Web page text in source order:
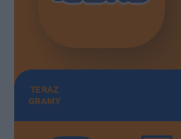
TERAZ
GRAMY